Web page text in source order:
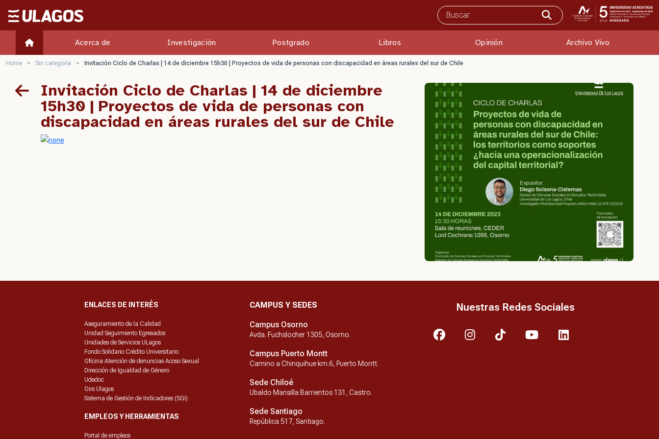
Ulagos Template
Acerca de Investigación Postgrado Libros Opinión Archivo Vivo
Home > Sin categoría > Invitación Ciclo de Charlas | 14 de diciembre 15h30 | Proyectos de vida de personas con discapacidad en áreas rurales del sur de Chile
Invitación Ciclo de Charlas | 14 de diciembre
15h30 | Proyectos de vida de personas con
discapacidad en áreas rurales del sur de Chile
ENLACES DE INTERÉS
Aseguramiento de la Calidad
Unidad Seguimiento Egresados
Unidades de Servicios ULagos
Fondo Solidario Crédito Universitario
Oficina Atención de denuncias Acoso Sexual
Dirección de Igualdad de Género
Udedoc
Oirs Ulagos
Sistema de Gestión de Indicadores (SGI)
EMPLEOS Y HERRAMIENTAS
Portal de empleos
CAMPUS Y SEDES
Campus Osorno
Avda. Fuchslocher 1305, Osorno.
Campus Puerto Montt
Camino a Chinquihue km.6, Puerto Montt.
Sede Chiloé
Ubaldo Mansilla Barrientos 131, Castro.
Sede Santiago
República 517, Santiago.
Nuestras Redes Sociales